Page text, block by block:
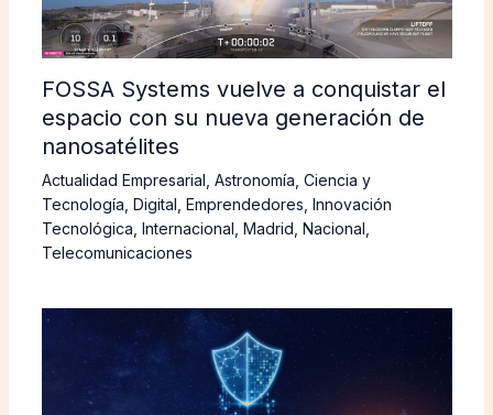
FOSSA Systems vuelve a conquistar el
espacio con su nueva generación de
nanosatélites
Actualidad Empresarial Astronomía Ciencia y
Tecnología Digital Emprendedores Innovación
Tecnológica Internacional Madrid Nacional
Telecomunicaciones